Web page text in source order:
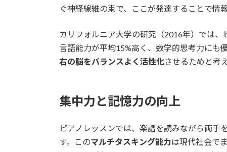
ぐ神経線維の束で、ここが発達することで情
カリフォルニア大学の研究（2016年）では、
言語能力が平均15%高く、数学的思考力にも
右の脳をバランスよく活性化させるためと考
集中力と記憶力の向上
ピアノレッスンでは、楽譜を読みながら両手
す。このマルチタスキング能力は現代社会で